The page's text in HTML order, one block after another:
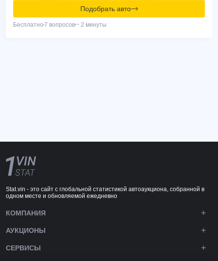
Подобрать авто
Бесплатно 7 вопросов~ 2 минуты
Stat.vin - это сайт с глобальной статистикой автоаукциона, собранной в
одном месте и обновляемой ежедневно
КОМПАНИЯ
АУКЦИОНЫ
СЕРВИСЫ